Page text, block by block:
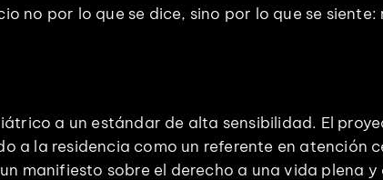
no por lo que se dice, sino por lo que se
a un estándar de alta sensibilidad. El
a la residencia como un referente en atención
manifiesto sobre el derecho a una vida plena